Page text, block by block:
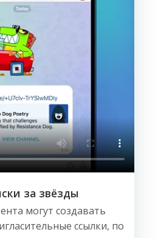
за звёзды
могут создавать
ссылки, по